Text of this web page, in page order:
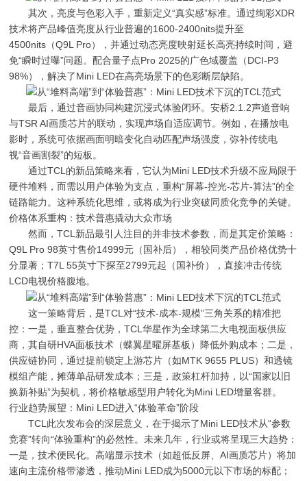
其次，亮度与色彩入手，重新定义“真实感”标准。通过绚彩XDR
技术将产品峰值亮度从行业普遍的1600-2400nits提升至
4500nits（Q9L Pro），并通过动态亮度映射延长高亮持续时间，避
免“瞬时过曝”问题。配合量子点Pro 2025的广色域覆盖（DCI-P3
98%），解决了Mini LED在高亮场景下的色彩断层缺陷。
最后，通过音画协同构建沉浸式体验闭环。安桥2.1.2声道音响
与TSR AI画质芯片的联动，实现声场自适应调节。例如，在播放电
影时，系统可依据画面明暗变化自动匹配声场强度，弥补传统电
视“音画割裂”的短板。
通过TCL的新品策略来看，它认为Mini LED技术升级不应局限于
硬件堆料，而需以用户体验为支点，重构“屏幕-控光-芯片-算法”的全
链路能力。这种系统化思维，或将成为行业突破同质化竞争的关键。
价格体系重构：技术普惠撬动大众市场
然而，TCL新品最引人注目的并非技术参数，而是其定价策略：
Q9L Pro 98英寸售价14999元（国补后），相较同类产品价格优势十
分显著；T7L 55英寸下探至2799元起（国补价），直接冲击传统
LCD电视价格腹地。
这一策略背后，是TCL对“技术-成本-规模”三角关系的精准把
控：一是，垂直整合优势，TCL华星作为全球第二大电视面板供应
商，其自研HVA面板技术（蝶翼星曜屏基板）降低外购成本；二是，
供应链协同，通过提前锁定上游芯片（如MTK 9655 PLUS）和透镜
模组产能，摊薄单品研发成本；三是，政策杠杆加持，以“国家以旧
换新补贴”为契机，将价格敏感型用户转化为Mini LED增量客群。
行业趋势展望：Mini LED进入“体验革命”阶段
TCL此次发布会的深层意义，在于揭示了Mini LED技术从“参数
竞赛”转向“体验重构”的必然性。未来几年，行业或将呈现三大趋势：
一是，技术便民化。高端显示技术（如超低反屏、AI画质芯片）将加
速向主流价格带渗透，推动Mini LED成为5000元以下市场的标配；